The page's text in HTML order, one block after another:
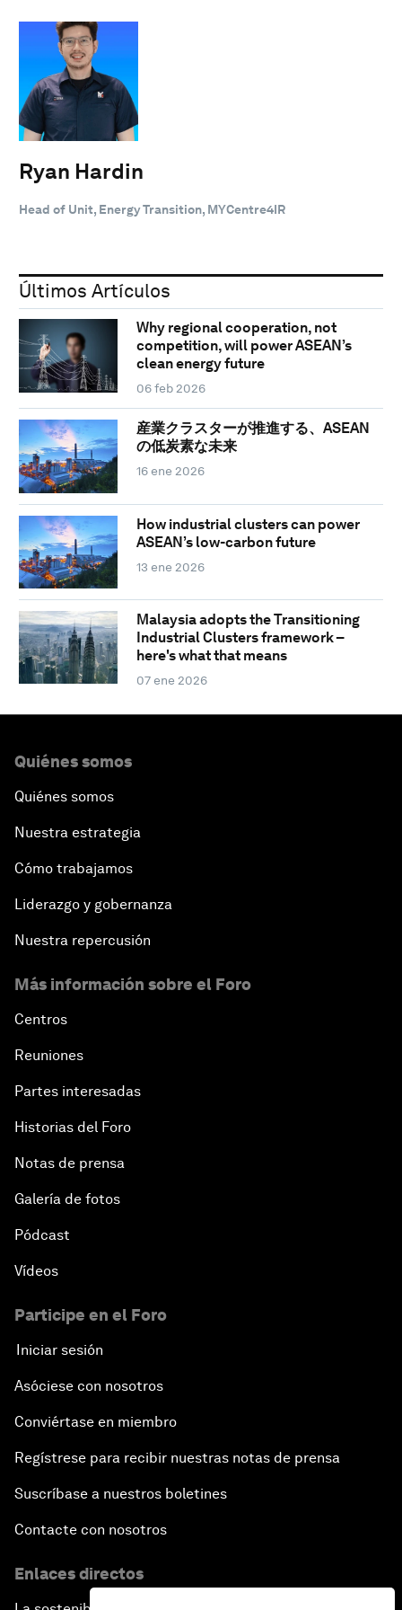
Ryan Hardin
Head of Unit, Energy Transition, MYCentre4IR
Últimos Artículos
Why regional cooperation, not
competition, will power ASEAN’s
clean energy future
06 feb 2026
産業クラスターが推進する、ASEAN
の低炭素な未来
16 ene 2026
How industrial clusters can power
ASEAN’s low-carbon future
13 ene 2026
Malaysia adopts the Transitioning
Industrial Clusters framework –
here's what that means
07 ene 2026
Quiénes somos
Quiénes somos
Nuestra estrategia
Cómo trabajamos
Liderazgo y gobernanza
Nuestra repercusión
Más información sobre el Foro
Centros
Reuniones
Partes interesadas
Historias del Foro
Notas de prensa
Galería de fotos
Pódcast
Vídeos
Participe en el Foro
Iniciar sesión
Asóciese con nosotros
Conviértase en miembro
Regístrese para recibir nuestras notas de prensa
Suscríbase a nuestros boletines
Contacte con nosotros
Enlaces directos